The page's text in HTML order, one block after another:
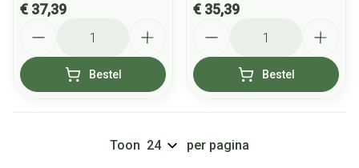
€ 37,39
Bestel
€ 35,39
Bestel
Toon per pagina